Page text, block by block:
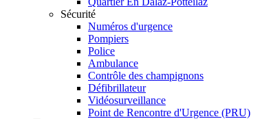
Sécurité
Numéros d'urgence
Pompiers
Police
Ambulance
Contrôle des champignons
Défibrillateur
Vidéosurveillance
Point de Rencontre d'Urgence (PRU)